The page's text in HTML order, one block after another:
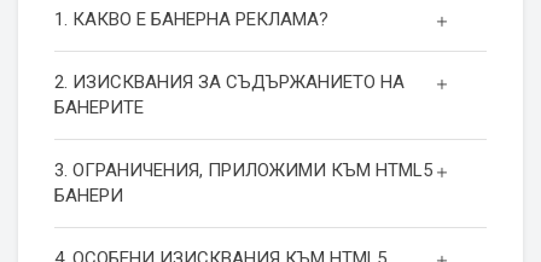
1. КАКВО Е БАНЕРНА РЕКЛАМА?
2. ИЗИСКВАНИЯ ЗА СЪДЪРЖАНИЕТО НА
БАНЕРИТЕ
3. ОГРАНИЧЕНИЯ, ПРИЛОЖИМИ КЪМ HTML5
БАНЕРИ